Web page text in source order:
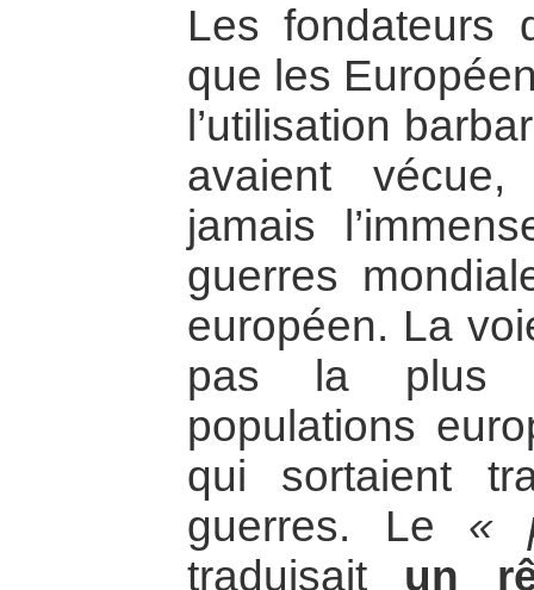
Les fondateurs
que les
l’utilisation
avaient vécue,
jamais
guerres
européen. La
pas la plus
populations
qui sortaient
guerres. Le «
traduisait un